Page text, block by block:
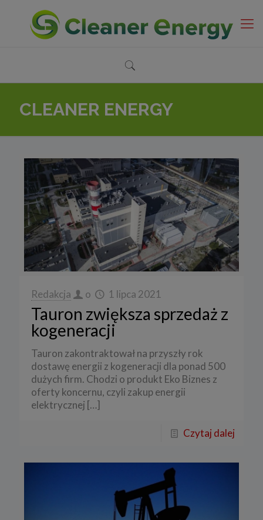
CLEANER ENERGY
Redakcja o 1 lipca 2021
Tauron zwiększa sprzedaż z
kogeneracji
Tauron zakontraktował na przyszły rok
dostawę energii z kogeneracji dla ponad 500
dużych firm. Chodzi o produkt Eko Biznes z
oferty koncernu, czyli zakup energii
elektrycznej […]
Czytaj dalej